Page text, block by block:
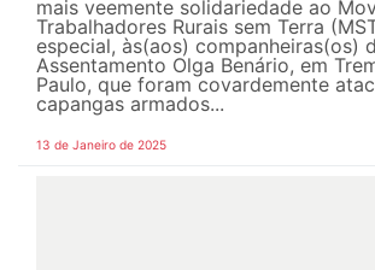
mais veemente solidariedade ao
Trabalhadores Rurais sem Terra
especial, às(aos) companheiras(os)
Assentamento Olga Benário, em
Paulo, que foram covardemente
capangas armados...
13 de Janeiro de 2025